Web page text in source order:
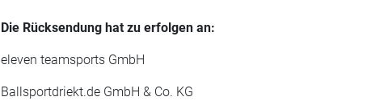
Die Rücksendung hat zu erfolgen an:
eleven teamsports GmbH
Ballsportdriekt.de GmbH & Co. KG